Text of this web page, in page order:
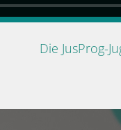
Die JusProg-